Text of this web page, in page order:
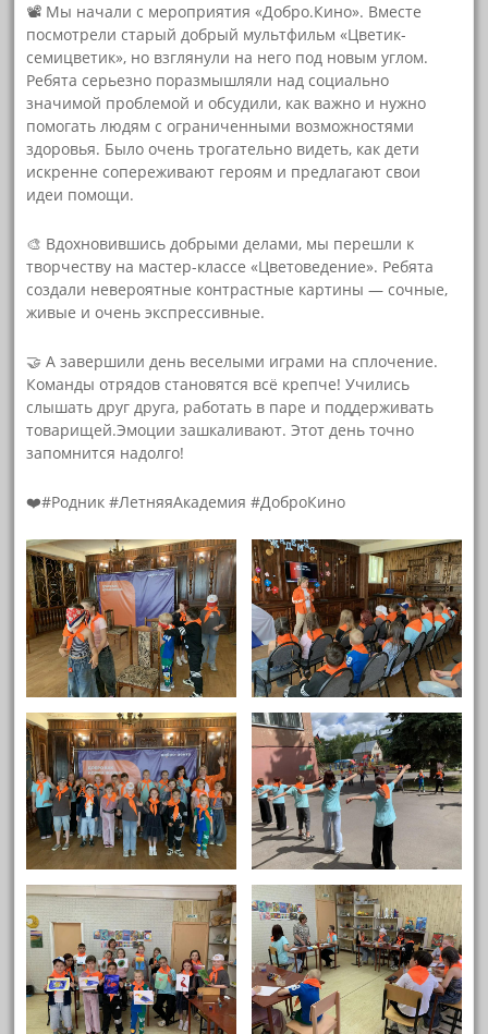
📽️ Мы начали с мероприятия «Добро.Кино». Вместе
посмотрели старый добрый мультфильм «Цветик-
семицветик», но взглянули на него под новым углом.
Ребята серьезно поразмышляли над социально
значимой проблемой и обсудили, как важно и нужно
помогать людям с ограниченными возможностями
здоровья. Было очень трогательно видеть, как дети
искренне сопереживают героям и предлагают свои
идеи помощи.
🎨 Вдохновившись добрыми делами, мы перешли к
творчеству на мастер-классе «Цветоведение». Ребята
создали невероятные контрастные картины — сочные,
живые и очень экспрессивные.
🤝 А завершили день веселыми играми на сплочение.
Команды отрядов становятся всё крепче! Учились
слышать друг друга, работать в паре и поддерживать
товарищей.Эмоции зашкаливают. Этот день точно
запомнится надолго!
❤️#Родник #ЛетняяАкадемия #ДоброКино